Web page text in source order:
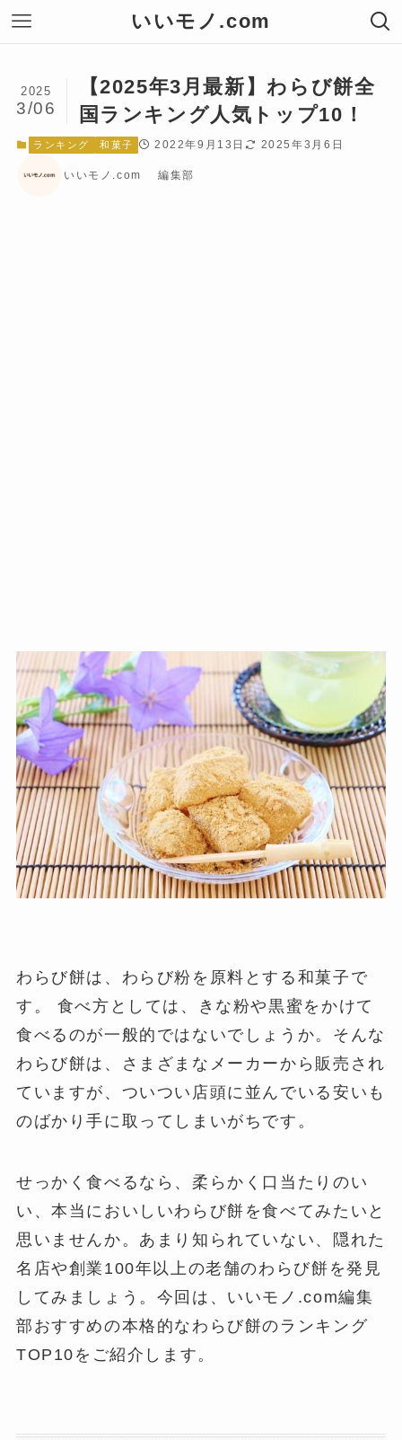
いいモノ.com
【2025年3月最新】わらび餅全
国ランキング人気トップ10！
2025
3/06
ランキング 和菓子 2022年9月13日 2025年3月6日
いいモノ.com 編集部
わらび餅は、わらび粉を原料とする和菓子で
す。 食べ方としては、きな粉や黒蜜をかけて
食べるのが一般的ではないでしょうか。そんな
わらび餅は、さまざまなメーカーから販売され
ていますが、ついつい店頭に並んでいる安いも
のばかり手に取ってしまいがちです。
せっかく食べるなら、柔らかく口当たりのい
い、本当においしいわらび餅を食べてみたいと
思いませんか。あまり知られていない、隠れた
名店や創業100年以上の老舗のわらび餅を発見
してみましょう。今回は、いいモノ.com編集
部おすすめの本格的なわらび餅のランキング
TOP10をご紹介します。